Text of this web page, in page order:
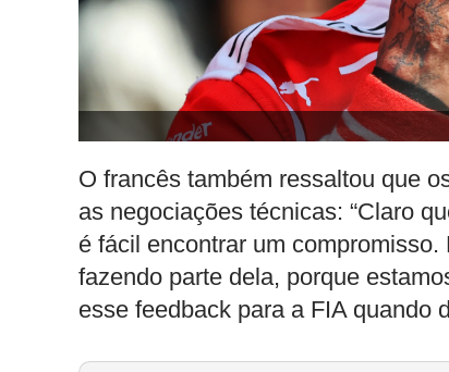
O francês também ressaltou que
as negociações técnicas: “Claro
é fácil encontrar um
fazendo parte dela, porque
esse feedback para a FIA quando